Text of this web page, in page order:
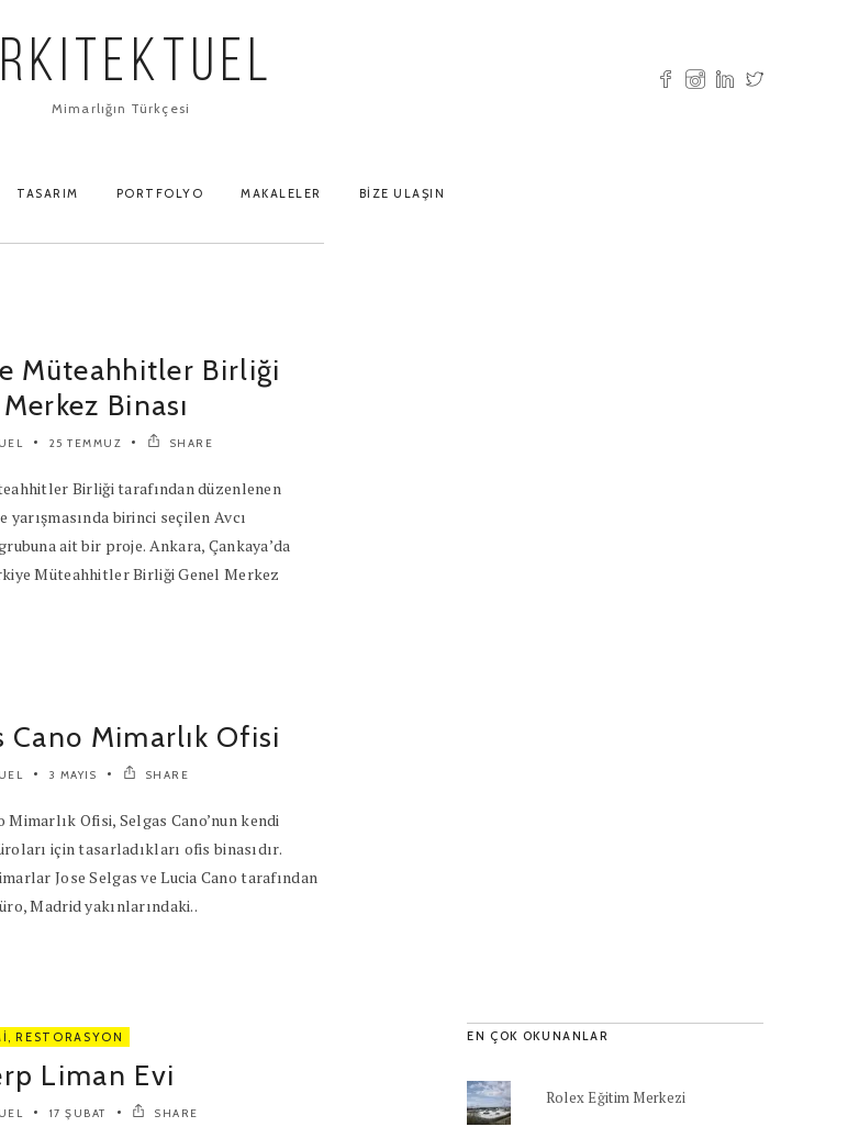
Mimarlığın Türkçesi
TASARIM PORTFOLYO MAKALELER BIZE ULAŞIN
Müteahhitler Birliği
Binası
25 TEMMUZ SHARE
Birliği tarafından düzenlenen
yarışmasında birinci seçilen Avcı
ait bir proje. Ankara, Çankaya’da
Müteahhitler Birliği Genel Merkez
Cano Mimarlık Ofisi
3 MAYIS SHARE
Mimarlık Ofisi, Selgas Cano’nun kendi
için tasarladıkları ofis binasıdır.
Jose Selgas ve Lucia Cano tarafından
Madrid yakınlarındaki..
, RESTORASYON
Liman Evi
17 ŞUBAT SHARE
EN ÇOK OKUNANLAR
Rolex Eğitim Merkezi